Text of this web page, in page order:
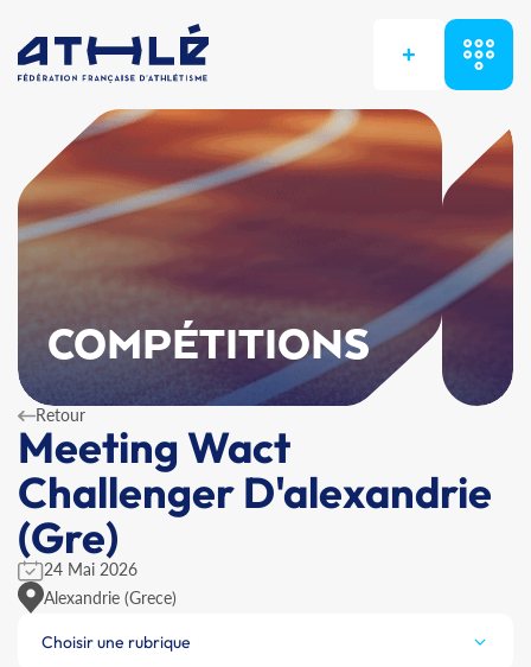
+
COMPÉTITIONS
Retour
Meeting Wact
Challenger D'alexandrie
(Gre)
24 Mai 2026
Alexandrie (Grece)
Choisir une rubrique